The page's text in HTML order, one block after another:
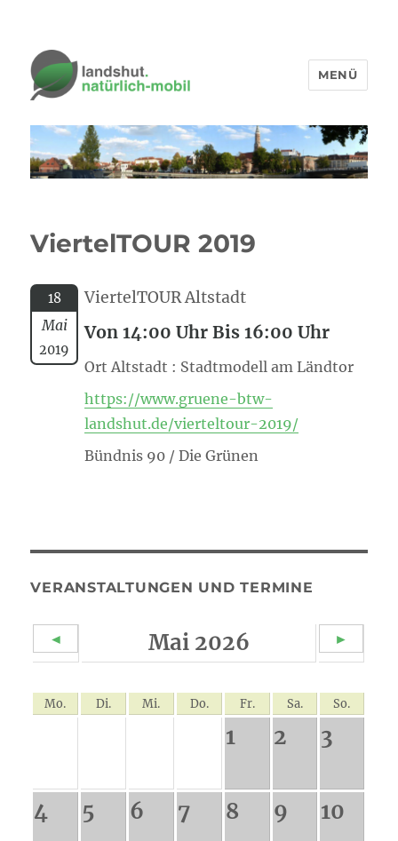
MENÜ
ViertelTOUR 2019
18
Mai
2019
ViertelTOUR Altstadt
Von 14:00 Uhr Bis 16:00 Uhr
Ort Altstadt : Stadtmodell am Ländtor
https://www.gruene-btw-
landshut.de/vierteltour-2019/
Bündnis 90 / Die Grünen
VERANSTALTUNGEN UND TERMINE
◄ Mai 2026 ►
Mo. Di. Mi. Do. Fr. Sa. So.
1 2 3
4 5 6 7 8 9 10